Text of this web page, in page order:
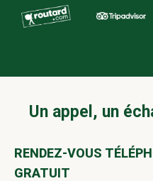
Un appel, un
RENDEZ-VOUS
GRATUIT